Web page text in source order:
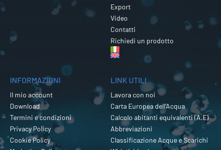
Export
Video
Contatti
Richiedi un prodotto
INFORMAZIONI
Il mio account
Download
Termini e condizioni
Privacy Policy
Cookie Policy
LINK UTILI
Lavora con noi
Carta Europea dell’Acqua
Calcolo abitanti equivalenti (A.E)
Abbreviazioni
Classificazione Acque e Scarichi